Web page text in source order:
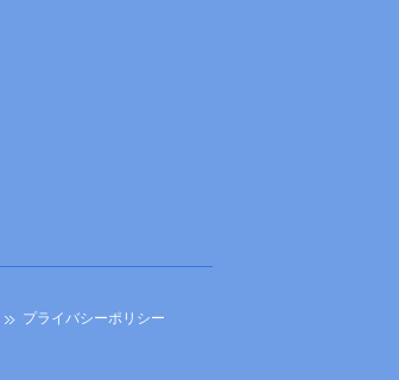
プライバシーポリシー